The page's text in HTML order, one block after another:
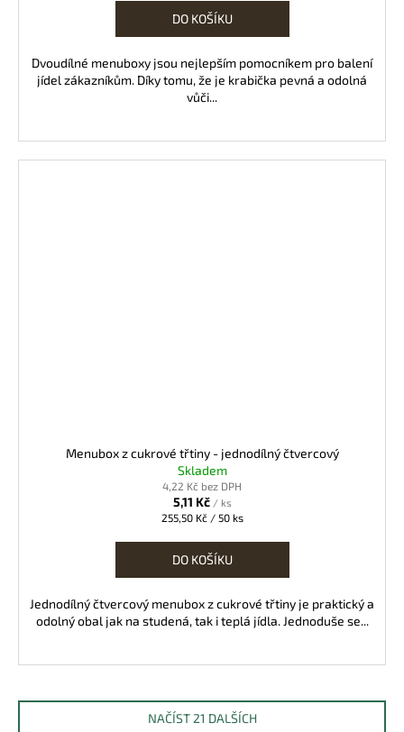
DO KOŠÍKU
Dvoudílné menuboxy jsou nejlepším pomocníkem pro balení
jídel zákazníkům. Díky tomu, že je krabička pevná a odolná
vůči...
Menubox z cukrové třtiny - jednodílný čtvercový
Skladem
4,22 Kč bez DPH
5,11 Kč / ks
Měrná
255,50 Kč / 50 ks
DO KOŠÍKU
Jednodílný čtvercový menubox z cukrové třtiny je praktický a
odolný obal jak na studená, tak i teplá jídla. Jednoduše se...
NAČÍST 21 DALŠÍCH